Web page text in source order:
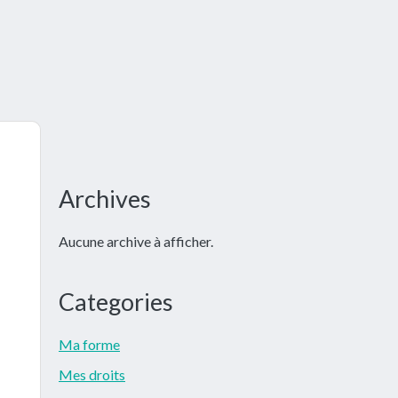
Barre
principale
Archives
Aucune archive à afficher.
Categories
Ma forme
Mes droits